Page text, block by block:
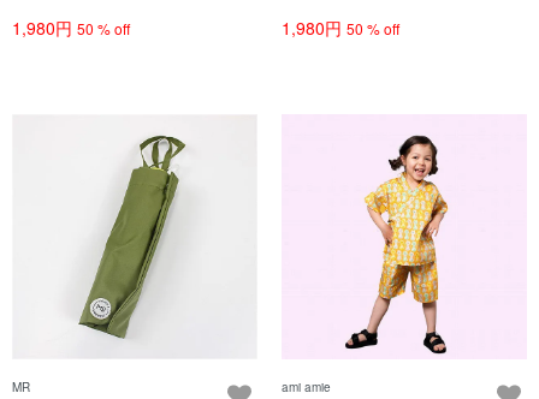
1,980円 50 % off 1,980円 50 % off
MR ami amie